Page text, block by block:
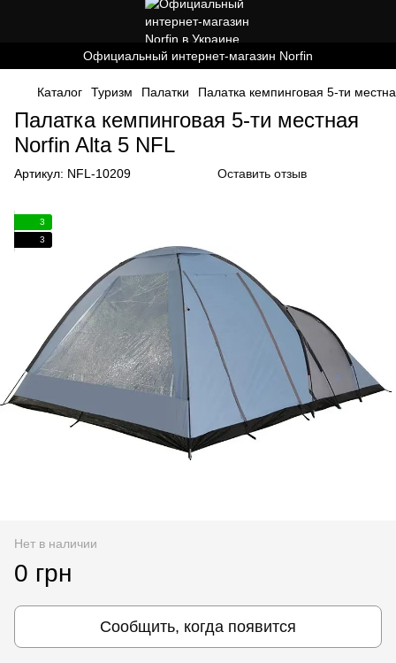
Официальный интернет-магазин Norfin
Каталог Туризм Палатки Палатка кемпинговая 5-ти
Палатка кемпинговая 5-ти местная
Norfin Alta 5 NFL
Артикул: NFL-10209 Оставить отзыв
3
3
Нет в наличии
0 грн
Сообщить, когда появится